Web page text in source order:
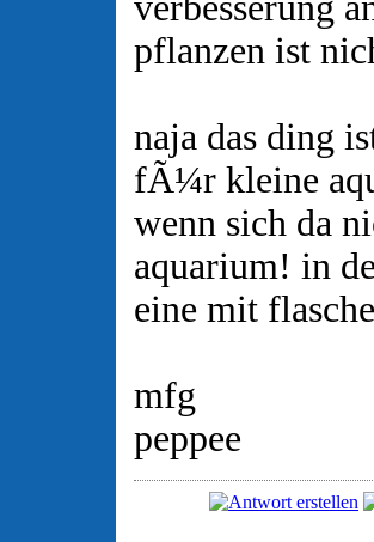
pflanzen ist
naja das ding
fÃ¼r kleine
wenn sich da
aquarium! in
eine mit
mfg
peppee